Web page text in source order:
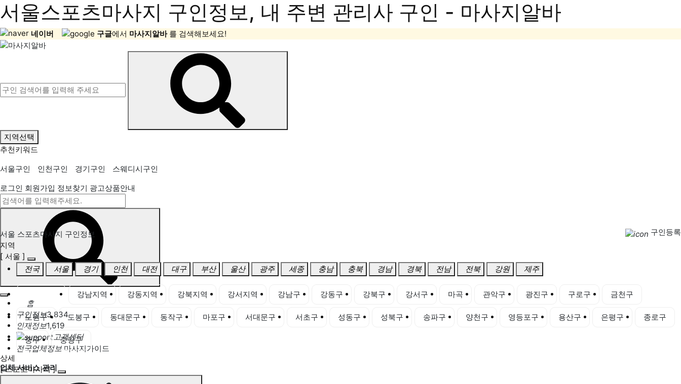
서울스포츠마사지 구인정보, 내 주변 관리사 구인 - 마사지알바
네이버 구글에서 마사지알바 를 검색해보세요!
지역선택
추천키워드
서울구인
인천구인 경기구인
스웨디시구인
로그인 회원가입 정보찾기 광고상품안내
홈
구인정보3,834
인재정보1,619
고객센터
전국업체정보 마사지가이드
업체 서비스 관리
개인 서비스 관리
서울 스포츠마사지 구인정보
구인등록
지역
[ 서울 ]
전국
서울 경기 인천 대전 대구 부산 울산 광주 세종 충남 충북 경남 경북 전남 전북 강원 제주
강남지역 강동지역 강북지역 강서지역 강남구 강동구 강북구 강서구 마곡 관악구 광진구 구로구 금천구
노원구 도봉구 동대문구 동작구 마포구 서대문구 서초구 성동구 성북구 송파구 양천구 영등포구 용산구 은평구 종로구
중구
중랑구
상세
[ 스포츠마사지 ]